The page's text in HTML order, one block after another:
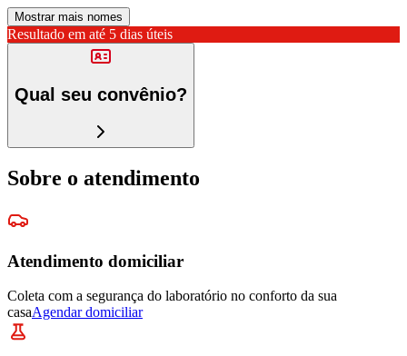
Mostrar mais nomes
Resultado em até 5 dias úteis
Qual seu convênio?
Sobre o atendimento
Atendimento domiciliar
Coleta com a segurança do laboratório no conforto da sua
casaAgendar domiciliar